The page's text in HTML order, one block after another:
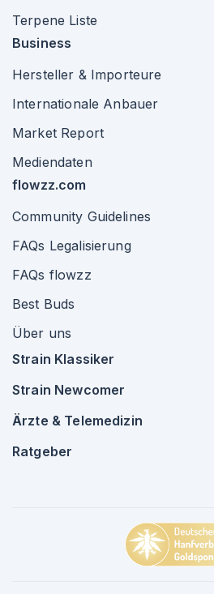
Terpene Liste
Business
Hersteller & Importeure
Internationale Anbauer
Market Report
Mediendaten
flowzz.com
Community Guidelines
FAQs Legalisierung
FAQs flowzz
Best Buds
Über uns
Strain Klassiker
Strain Newcomer
Ärzte & Telemedizin
Ratgeber